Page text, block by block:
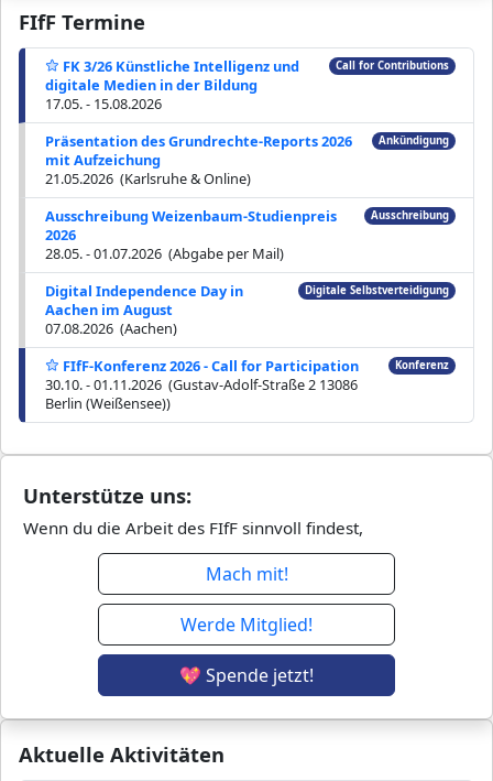
FIfF Termine
FK 3/26 Künstliche Intelligenz und
digitale Medien in der Bildung
17.05. - 15.08.2026
Call for Contributions
Präsentation des Grundrechte-Reports 2026
mit Aufzeichung
21.05.2026 (Karlsruhe & Online)
Ankündigung
Ausschreibung Weizenbaum-Studienpreis
2026
28.05. - 01.07.2026 (Abgabe per Mail)
Ausschreibung
Digital Independence Day in
Aachen im August
07.08.2026 (Aachen)
Digitale Selbstverteidigung
FIfF-Konferenz 2026 - Call for Participation
30.10. - 01.11.2026 (Gustav-Adolf-Straße 2 13086
Berlin (Weißensee))
Konferenz
Aktuelle Aktivitäten
Unterstütze uns:
Wenn du die Arbeit des FIfF sinnvoll findest,
Mach mit!
Werde Mitglied!
💖 Spende jetzt!